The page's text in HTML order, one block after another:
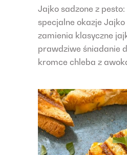
Jajko sadzone z
specjalne okazje
zamienia klasyczne
prawdziwe śniadanie
kromce chleba z